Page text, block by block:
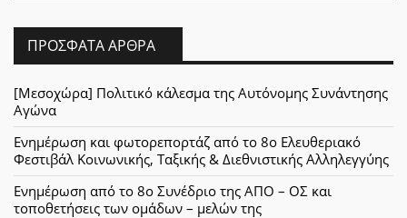
ΠΡΌΣΦΑΤΑ ΆΡΘΡΑ
[Μεσοχώρα] Πολιτικό κάλεσμα της Αυτόνομης Συνάντησης
Αγώνα
Ενημέρωση και φωτορεπορτάζ από το 8ο Ελευθεριακό
Φεστιβάλ Κοινωνικής, Ταξικής & Διεθνιστικής Αλληλεγγύης
Ενημέρωση από το 8ο Συνέδριο της ΑΠΟ – ΟΣ και
τοποθετήσεις των ομάδων – μελών της